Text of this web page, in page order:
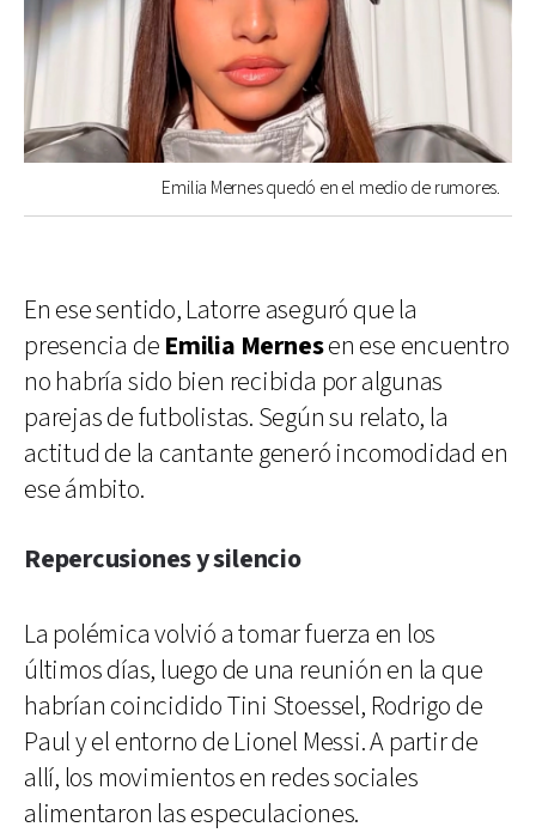
Emilia Mernes quedó en el medio de rumores.
En ese sentido, Latorre aseguró que la
presencia de Emilia Mernesen ese encuentro
no habría sido bien recibida por algunas
parejas de futbolistas. Según su relato, la
actitud de la cantante generó incomodidad en
ese ámbito.
Repercusiones y silencio
La polémica volvió a tomar fuerza en los
últimos días, luego de una reunión en la que
habrían coincidido Tini Stoessel, Rodrigo de
Paul y el entorno de Lionel Messi. A partir de
allí, los movimientos en redes sociales
alimentaron las especulaciones.